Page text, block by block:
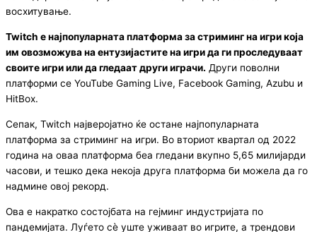
восхитување.
Twitch е најпопуларната платформа за стриминг на игри која
им овозможува на ентузијастите на игри да ги проследуваат
своите игри или да гледаат други играчи. Други поволни
платформи се YouTube Gaming Live, Facebook Gaming, Azubu и
HitBox.
Сепак, Twitch најверојатно ќе остане најпопуларната
платформа за стриминг на игри. Во вториот квартал од 2022
година на оваа платформа беа гледани вкупно 5,65 милијарди
часови, и тешко дека некоја друга платформа би можела да го
надмине овој рекорд.
Ова е накратко состојбата на гејминг индустријата по
пандемијата. Луѓето сè уште уживаат во игрите, а трендови